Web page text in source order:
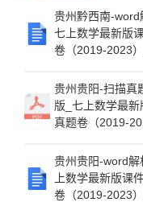
贵州黔西南-word
七上数学最新版
卷（2019-2023
贵州贵阳-扫描真
版_七上数学最
真题卷（2019-
贵州贵阳-word
上数学最新版课
卷（2019-2023